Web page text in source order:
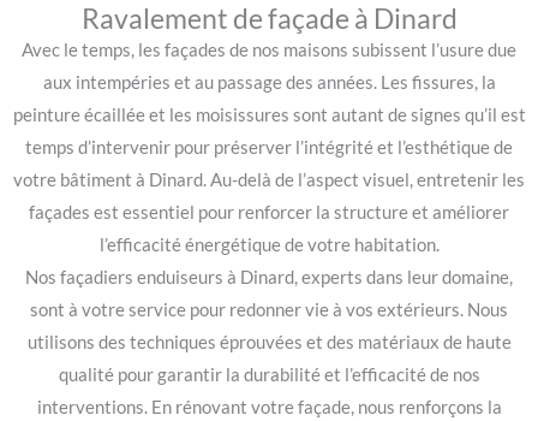
Ravalement de façade à Dinard
Avec le temps, les façades de nos maisons subissent l’usure due
aux intempéries et au passage des années. Les fissures, la
peinture écaillée et les moisissures sont autant de signes qu’il est
temps d’intervenir pour préserver l’intégrité et l’esthétique de
votre bâtiment à Dinard. Au-delà de l’aspect visuel, entretenir les
façades est essentiel pour renforcer la structure et améliorer
l’efficacité énergétique de votre habitation.
Nos façadiers enduiseurs à Dinard, experts dans leur domaine,
sont à votre service pour redonner vie à vos extérieurs. Nous
utilisons des techniques éprouvées et des matériaux de haute
qualité pour garantir la durabilité et l’efficacité de nos
interventions. En rénovant votre façade, nous renforçons la